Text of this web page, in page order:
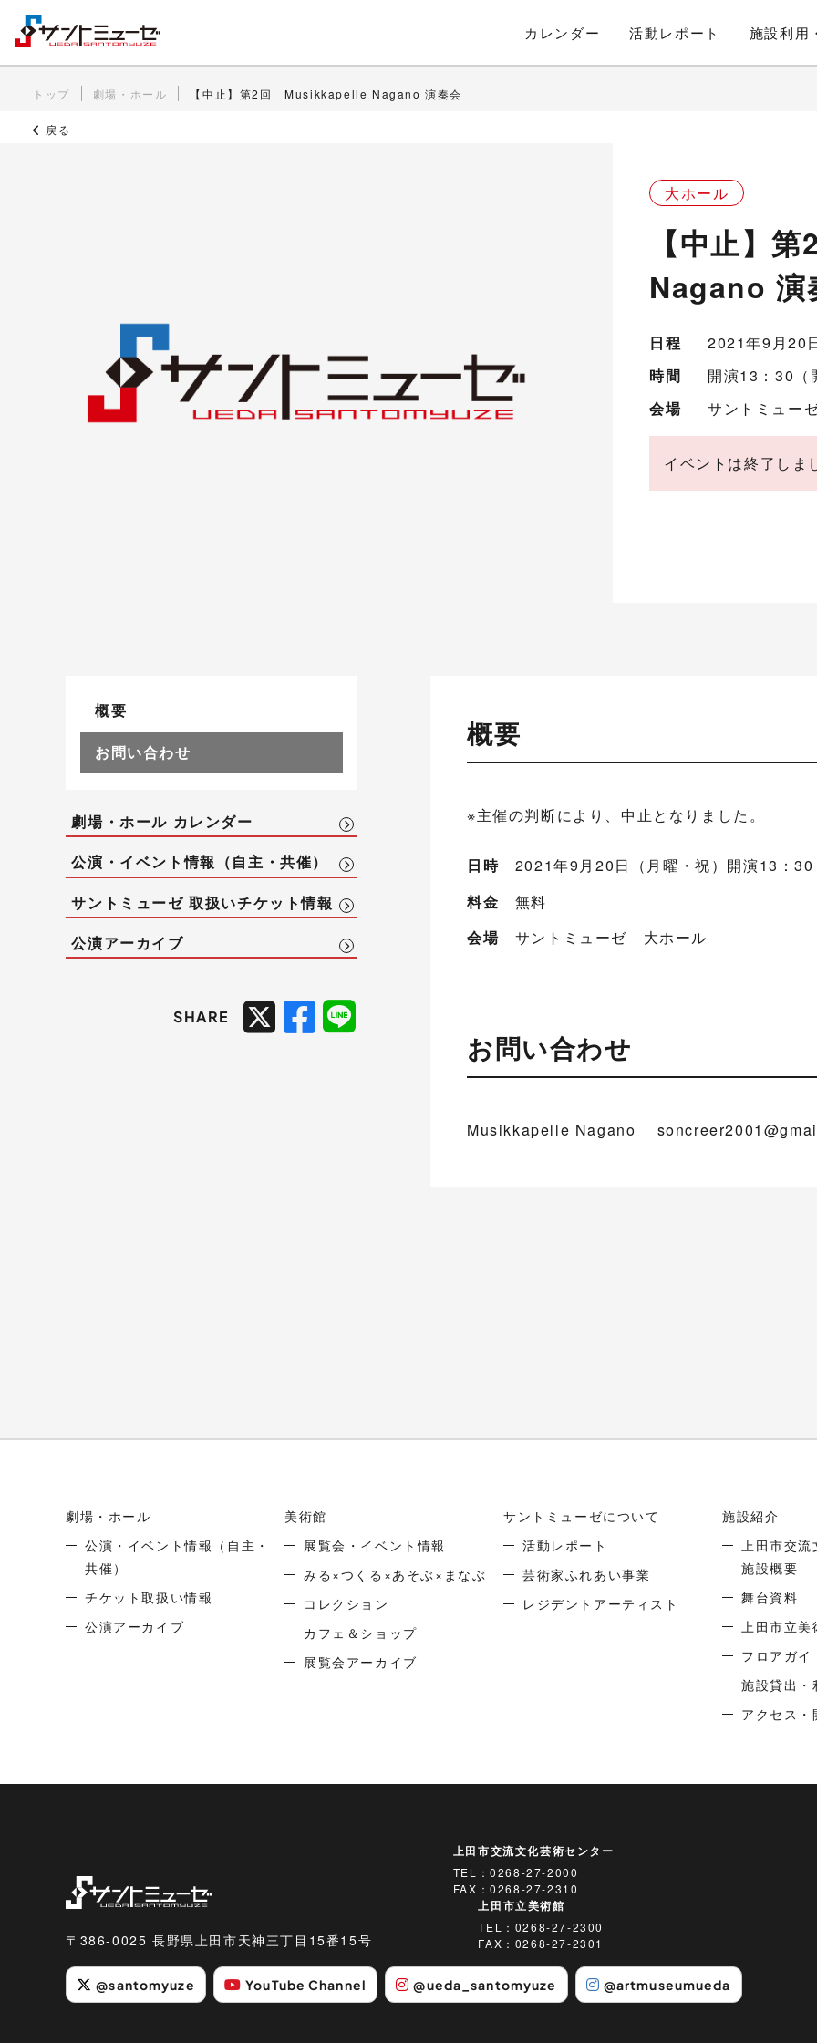
カレンダー 活動レポート 施設利用
トップ 劇場・ホール 【中止】第2回 Musikkapelle Nagano 演奏会
戻る
大ホール
【中止】
Nagano 演
日程
2021年9月20
時間
開演13：30（
会場
サントミュー
イベントは終了しま
概要
お問い合わせ
劇場・ホール カレンダー
公演・イベント情報（自主・共催）
サントミューゼ 取扱いチケット情報
公演アーカイブ
SHARE
概要
※主催の判断により、中止となりました。
日時 2021年9月20日（月曜・祝）開演13：
料金 無料
会場 サントミューゼ 大ホール
お問い合わせ
Musikkapelle Nagano
劇場・ホール
公演・イベント情報 （自主・
共催）
チケット取扱い情報
公演アーカイブ
美術館
展覧会・イベント情報
みる×つくる×あそぶ×まなぶ
コレクション
カフェ＆ショップ
展覧会アーカイブ
サントミューゼについて
活動レポート
芸術家ふれあい事業
レジデントアーティスト
施設紹介
上田市交
施設概要
舞台資料
上田市立
フロアガイ
施設貸出・
アクセス・
〒386-0025 長野県上田市天神三丁目15番15号
上田市交流文化芸術センター
TEL：0268-27-2000
FAX：0268-27-2310
上田市立美術館
TEL： 0268-27-2300
FAX：0268-27-2301
@santomyuze YouTube Channel @ueda_santomyuze @artmuseumueda